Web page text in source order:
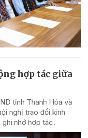
hợp tác giữa
tỉnh Thanh Hóa và
nghị trao đổi kinh
nhớ hợp tác.